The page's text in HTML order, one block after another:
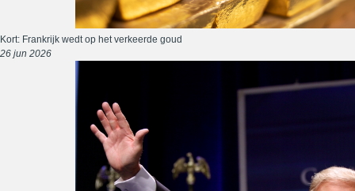
Kort: Frankrijk wedt op het verkeerde goud
26 jun 2026